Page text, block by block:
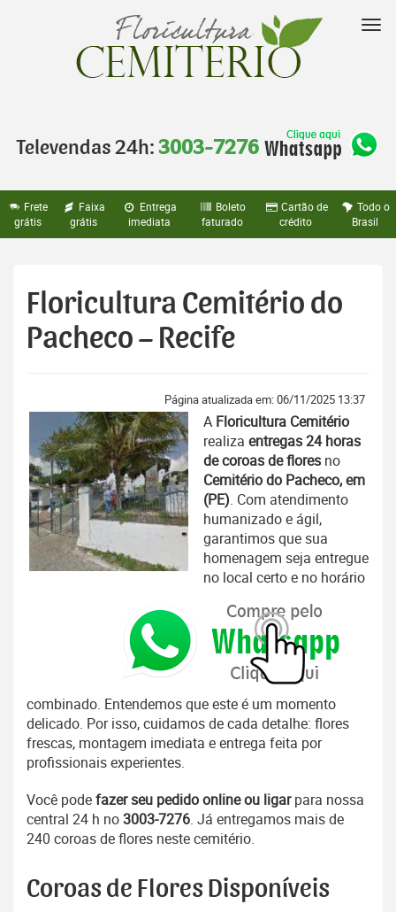
Televendas 24h: 3003-7276
Frete
grátis
Faixa
grátis
Entrega
imediata
Boleto
faturado
Cartão de
crédito
Todo o
Brasil
Floricultura Cemitério do
Pacheco – Recife
Página atualizada em: 06/11/2025 13:37
A Floricultura Cemitério
realiza entregas 24 horas
de coroas de flores no
Cemitério do Pacheco, em
(PE). Com atendimento
humanizado e ágil,
garantimos que sua
homenagem seja entregue
no local certo e no horário
combinado. Entendemos que este é um momento
delicado. Por isso, cuidamos de cada detalhe: flores
frescas, montagem imediata e entrega feita por
profissionais experientes.
Você podefazer seu pedido online ou ligarpara nossa
central 24 h no3003-7276. Já entregamos mais de
240 coroas de flores neste cemitério.
Coroas de Flores Disponíveis